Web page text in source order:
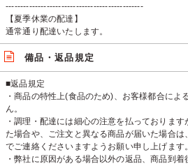
-----------------------------------------------
【夏季休業の配達】
通常通り配達いたします。
備品・返品規定
■返品規定
・商品の特性上(食品のため)、お客様都合によ
ん。
・調理・配達には細心の注意を払っておりま
た場合や、ご注文と異なる商品が届いた場合は
でご連絡くださいますようお願い申し上げます。
・弊社に原因がある場合以外の返品、商品到